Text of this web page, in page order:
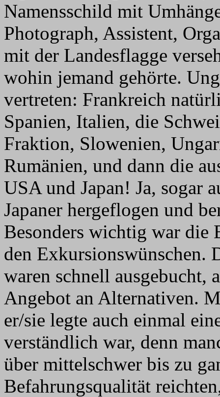
Namensschild mit
Photograph, Assistent,
mit der Landesflagge
wohin jemand gehörte.
vertreten: Frankreich
Spanien, Italien, die
Fraktion, Slowenien,
Rumänien, und dann die
USA und Japan! Ja, sogar
Japaner hergeflogen und
Besonders wichtig war
den Exkursionswünschen.
waren schnell ausgebucht,
Angebot an Alternativen.
er/sie legte auch einmal
verständlich war, denn
über mittelschwer bis zu
Befahrungsqualität